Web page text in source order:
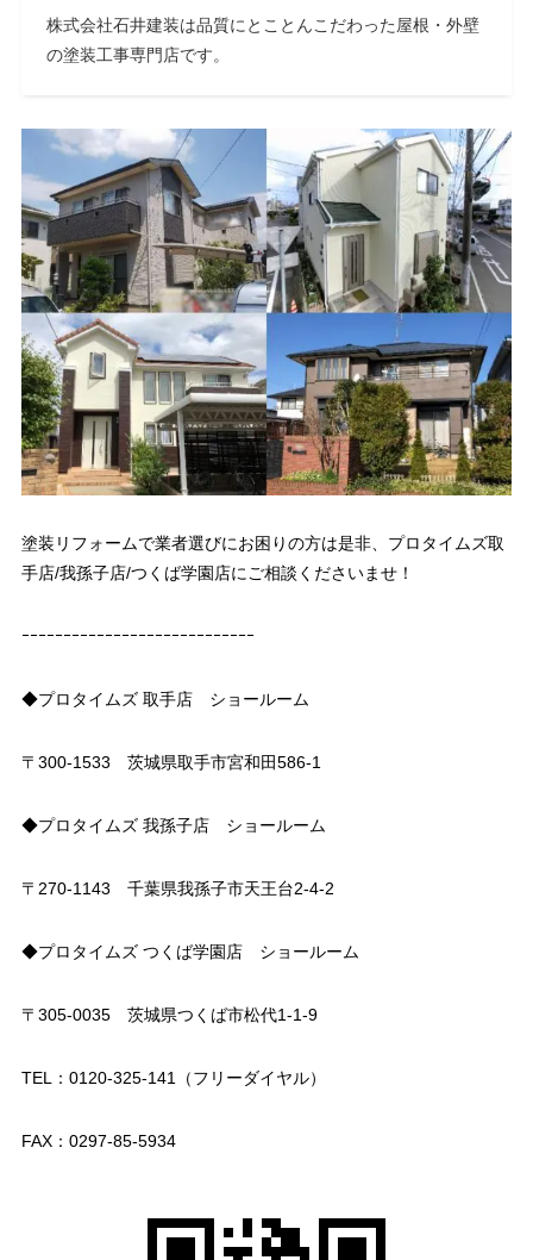
株式会社石井建装は品質にとことんこだわった屋根・外壁
の塗装工事専門店です。
塗装リフォームで業者選びにお困りの方は是非、プロタイムズ取
手店/我孫子店/つくば学園店にご相談くださいませ！
ｰｰｰｰｰｰｰｰｰｰｰｰｰｰｰｰｰｰｰｰｰｰｰｰｰｰｰｰ
◆プロタイムズ 取手店 ショールーム
〒300-1533 茨城県取手市宮和田586-1
◆プロタイムズ 我孫子店 ショールーム
〒270-1143 千葉県我孫子市天王台2-4-2
◆プロタイムズ つくば学園店 ショールーム
〒305-0035 茨城県つくば市松代1-1-9
TEL：0120-325-141（フリーダイヤル）
FAX：0297-85-5934